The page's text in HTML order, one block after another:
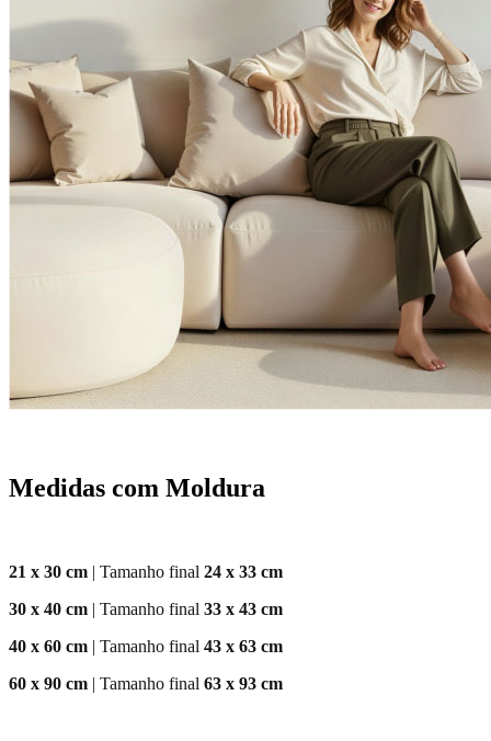
Medidas com Moldura
21 x 30 cm | Tamanho final 24 x 33 cm
30 x 40 cm | Tamanho final 33 x 43 cm
40 x 60 cm | Tamanho final 43 x 63 cm
60 x 90 cm | Tamanho final 63 x 93 cm